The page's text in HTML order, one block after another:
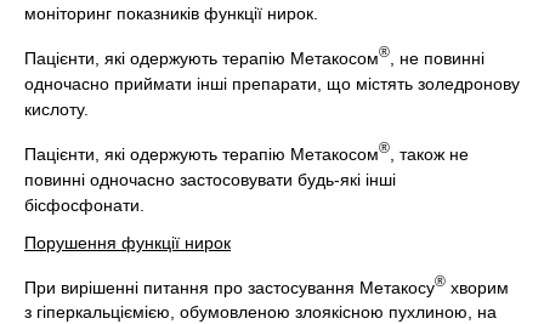
моніторинг показників функції нирок.
Пацієнти, які одержують терапію Метакосом®
, не повинні
одночасно приймати інші препарати, що містять золедронову
кислоту.
Пацієнти, які одержують терапію Метакосом®
, також не
повинні одночасно застосовувати будь-які інші
бісфосфонати.
Порушення функції нирок
При вирішенні питання про застосування Метакосу® хворим
з гіперкальціємією, обумовленою злоякісною пухлиною, на